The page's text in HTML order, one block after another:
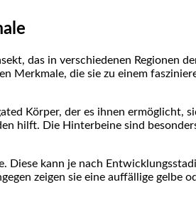
das⁣ in verschiedenen Regionen
die sie zu einem
Körper, der es ihnen ermöglicht,
hilft. Die Hinterbeine sind
Diese kann je nach
zeigen sie eine auffällige gelbe